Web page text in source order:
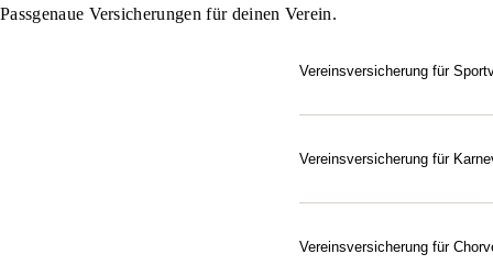
Passgenaue Versicherungen für deinen Verein.
Vereinsversicherung für
und ihn exakt auf die
Beraten lassen
Vereinsversicherung für
Karnevals- und
Vereinsversicherung für